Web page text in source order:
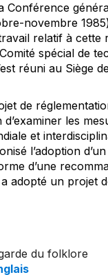
Conférence
novembre
relatif à cette
spécial de
réuni au Siège
de
les
et
l’adoption d’un
d’une
adopté un projet
du folklore